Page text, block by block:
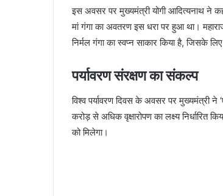
इस अवसर पर मुख्यमंत्री योगी आदित्यनाथ ने
मां गंगा का अवतरण इस धरा पर हुआ था।
निर्मल गंगा का स्वप्न साकार किया है, जिसके
पर्यावरण संरक्षण का संकल्प
विश्व पर्यावरण दिवस के अवसर पर मुख्यमंत्री
करोड़ से अधिक वृक्षारोपण का लक्ष्य
को मिलेगा।